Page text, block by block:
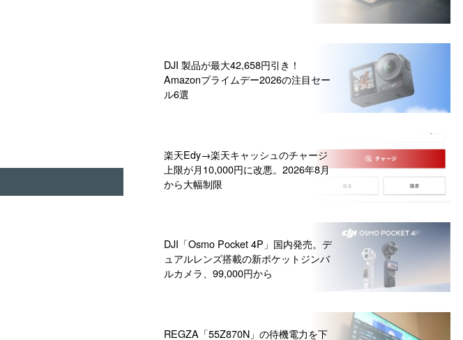
DJI 製品が最大42,658円引き！
Amazonプライムデー2026の注目セー
ル6選
楽天Edy→楽天キャッシュのチャージ
上限が月10,000円に改悪。2026年8月
から大幅制限
DJI「Osmo Pocket 4P」国内発売。デ
ュアルレンズ搭載の新ポケットジンバ
ルカメラ、99,000円から
REGZA「55Z870N」の待機電力を下